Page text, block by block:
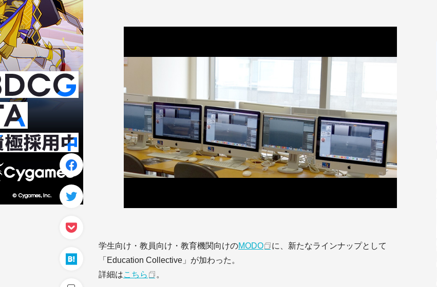
学生向け・教員向け・教育機関向けのMODO
に、新たなラインナップとして
「Education Collective」が加わった。
詳細はこちら 。